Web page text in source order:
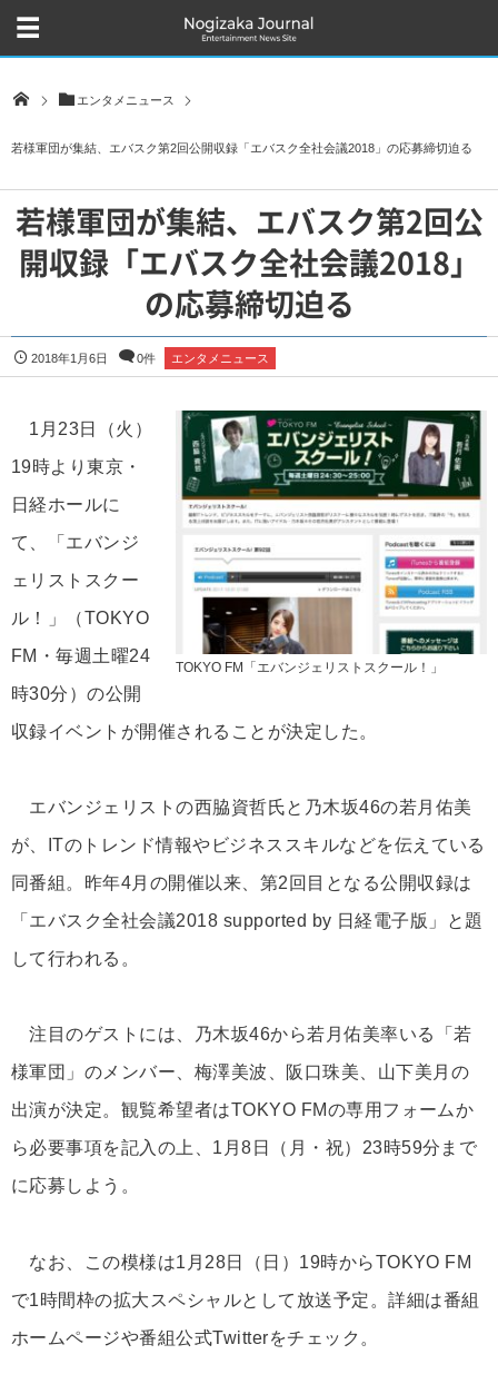
エンタメニュース
若様軍団が集結、エバスク第2回公開収録「エバスク全社会議2018」の応募締切迫る
若様軍団が集結、エバスク第2回公
開収録「エバスク全社会議2018」
の応募締切迫る
2018年1月6日 0件 エンタメニュース
TOKYO FM「エバンジェリストスクール！」
1月23日（火）
19時より東京・
日経ホールに
て、「エバンジ
ェリストスクー
ル！」（TOKYO
FM・毎週土曜24
時30分）の公開
収録イベントが開催されることが決定した。
エバンジェリストの西脇資哲氏と乃木坂46の若月佑美
が、ITのトレンド情報やビジネススキルなどを伝えている
同番組。昨年4月の開催以来、第2回目となる公開収録は
「エバスク全社会議2018 supported by 日経電子版」と題
して行われる。
注目のゲストには、乃木坂46から若月佑美率いる「若
様軍団」のメンバー、梅澤美波、阪口珠美、山下美月の
出演が決定。観覧希望者はTOKYO FMの専用フォームか
ら必要事項を記入の上、1月8日（月・祝）23時59分まで
に応募しよう。
なお、この模様は1月28日（日）19時からTOKYO FM
で1時間枠の拡大スペシャルとして放送予定。詳細は番組
ホームページや番組公式Twitterをチェック。